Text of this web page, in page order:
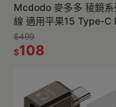
Mcdodo 麥多多 稜鏡系
線 適用平果15 Type-C
線 iphone手機平板可用
輸線
$499
$108